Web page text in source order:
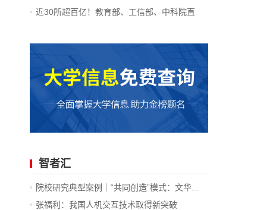
位、...
近30所超百亿！教育部、工信部、中科院直
智者汇
院校研究典型案例｜“共同创造”模式：文华...
张福利：我国人机交互技术取得新突破